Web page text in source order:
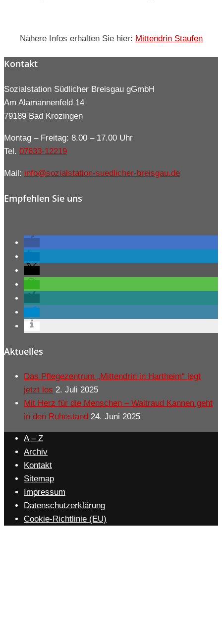
Nähere Infos erhalten Sie hier: Mittendrin Staufen
Kontakt
Sozialstation Südlicher Breisgau gGmbH
Am Alamannenfeld 14
79189 Bad Krozingen
Montag – Freitag: 8.00 – 17.00 Uhr
Tel. 07633-12219
Mail: info@sozialstation-suedlicher-breisgau.de
Empfehlen Sie uns
Aktuelles
Das Pflegezentrum „Mittendrin in Hartheim“ legt
jetzt los 2. Juli 2025
Mit Herz für die Menschen – Waltraud Kannen geht
in den Ruhestand 24. Juni 2025
A – Z
Archiv
Kontakt
Sitemap
Impressum
Datenschutzerklärung
Cookie-Richtlinie (EU)